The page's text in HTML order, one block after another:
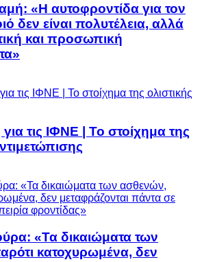
«Η αυτοφροντίδα για τον
δεν είναι πολυτέλεια, αλλά
και προσωπική
τις ΙΦΝΕ | Το στοίχημα της
«Τα δικαιώματα των
κατοχυρωμένα, δεν